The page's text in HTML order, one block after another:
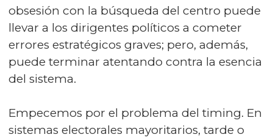
obsesión con la búsqueda del centro puede
llevar a los dirigentes políticos a cometer
errores estratégicos graves; pero, además,
puede terminar atentando contra la esencia
del sistema.
Empecemos por el problema del timing. En
sistemas electorales mayoritarios, tarde o